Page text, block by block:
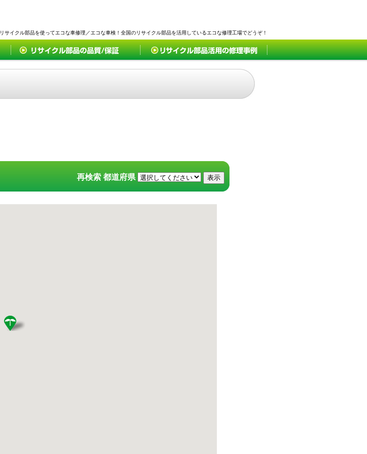
リサイクル部品を使ってエコな車修理／エコな車検！全国のリサイクル部品を活用しているエコな修理工場でどうぞ！
再検索 都道府県